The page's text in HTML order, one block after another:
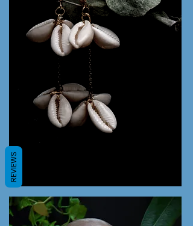
REVIEWS